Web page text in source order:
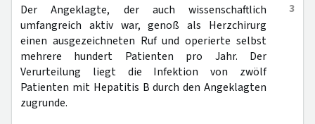
3
Der Angeklagte, der auch wissenschaftlich
umfangreich aktiv war, genoß als Herzchirurg
einen ausgezeichneten Ruf und operierte selbst
mehrere hundert Patienten pro Jahr. Der
Verurteilung liegt die Infektion von zwölf
Patienten mit Hepatitis B durch den Angeklagten
zugrunde.